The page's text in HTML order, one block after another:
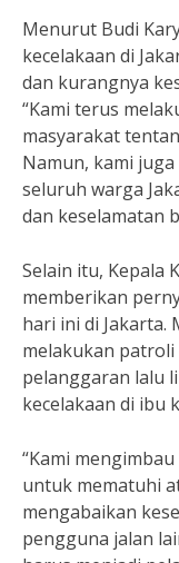
Menurut Budi
kecelakaan di
dan kurangnya
“Kami terus
masyarakat
Namun, kami
seluruh warga
dan keselamatan
Selain itu, Kepala
memberikan
hari ini di
melakukan
pelanggaran lalu
kecelakaan di ibu
“Kami
untuk mematuhi
mengabaikan
pengguna jalan